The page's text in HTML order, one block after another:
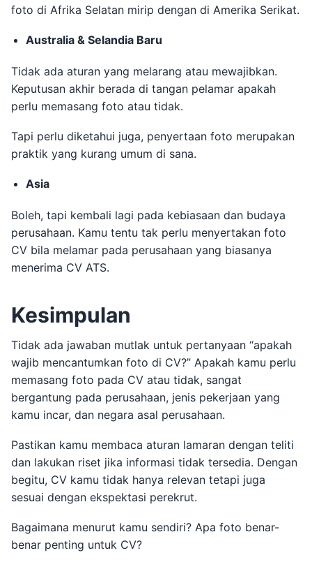
foto di Afrika Selatan mirip dengan di Amerika Serikat.
Australia & Selandia Baru
Tidak ada aturan yang melarang atau mewajibkan.
Keputusan akhir berada di tangan pelamar apakah
perlu memasang foto atau tidak.
Tapi perlu diketahui juga, penyertaan foto merupakan
praktik yang kurang umum di sana.
Asia
Boleh, tapi kembali lagi pada kebiasaan dan budaya
perusahaan. Kamu tentu tak perlu menyertakan foto
CV bila melamar pada perusahaan yang biasanya
menerima CV ATS.
Kesimpulan
Tidak ada jawaban mutlak untuk pertanyaan “apakah
wajib mencantumkan foto di CV?” Apakah kamu perlu
memasang foto pada CV atau tidak, sangat
bergantung pada perusahaan, jenis pekerjaan yang
kamu incar, dan negara asal perusahaan.
Pastikan kamu membaca aturan lamaran dengan teliti
dan lakukan riset jika informasi tidak tersedia. Dengan
begitu, CV kamu tidak hanya relevan tetapi juga
sesuai dengan ekspektasi perekrut.
Bagaimana menurut kamu sendiri? Apa foto benar-
benar penting untuk CV?